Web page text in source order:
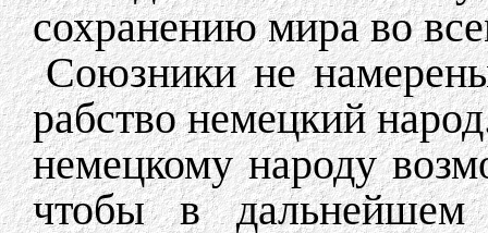
сохранению мира во
Союзники не
рабство немецкий
немецкому народу
чтобы в дальнейшем